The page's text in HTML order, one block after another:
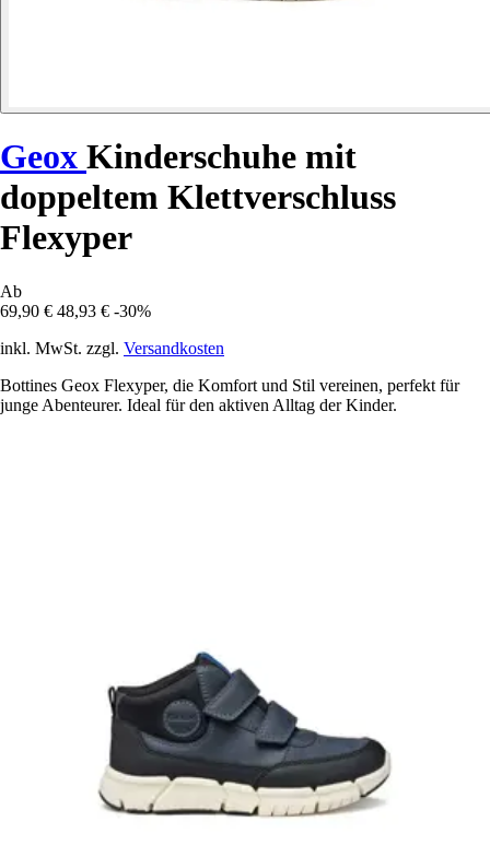
Geox Kinderschuhe mit
doppeltem Klettverschluss
Flexyper
Ab
69,90 € 48,93 € -30%
inkl. MwSt. zzgl. Versandkosten
Bottines Geox Flexyper, die Komfort und Stil vereinen, perfekt für
junge Abenteurer. Ideal für den aktiven Alltag der Kinder.